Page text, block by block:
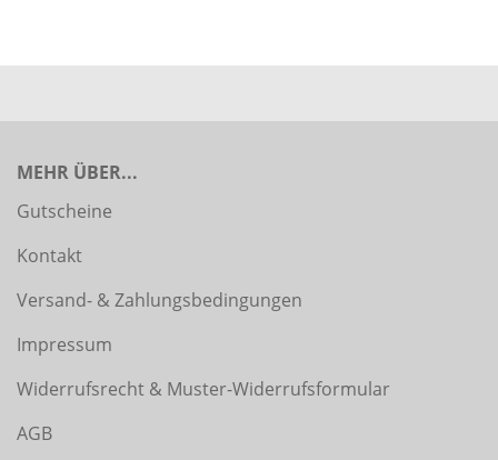
MEHR ÜBER...
Gutscheine
Kontakt
Versand- & Zahlungsbedingungen
Impressum
Widerrufsrecht & Muster-Widerrufsformular
AGB